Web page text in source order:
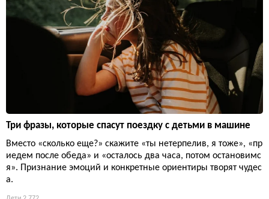
Три фразы, которые спасут поездку с детьми в машине
Вместо «сколько еще?» скажите «ты нетерпелив, я тоже», «пр
иедем после обеда» и «осталось два часа, потом остановимс
я». Признание эмоций и конкретные ориентиры творят чудес
а.